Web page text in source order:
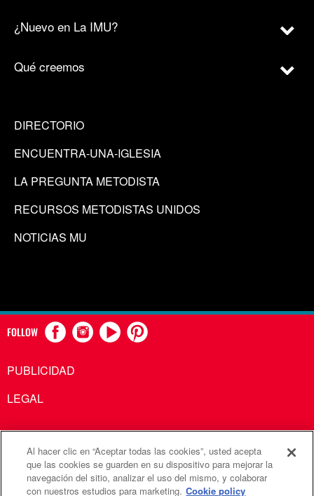
¿Nuevo en La IMU?
Qué creemos
DIRECTORIO
ENCUENTRA-UNA-IGLESIA
LA PREGUNTA METODISTA
RECURSOS METODISTAS UNIDOS
NOTICIAS MU
FOLLOW
PUBLICIDAD
LEGAL
Comunicaciones Metodistas Unidas es una agencia de la
Iglesia Metodista Unida
Al hacer clic en “Aceptar todas las cookies”, usted acepta
que las cookies se guarden en su dispositivo para mejorar la
navegación del sitio, analizar el uso del mismo, y colaborar
con nuestros estudios para marketing. Cookie policy